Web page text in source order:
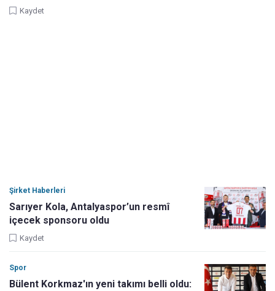
Kaydet
Şirket Haberleri
Sarıyer Kola, Antalyaspor’un resmî
içecek sponsoru oldu
Kaydet
Spor
Bülent Korkmaz'ın yeni takımı belli oldu: